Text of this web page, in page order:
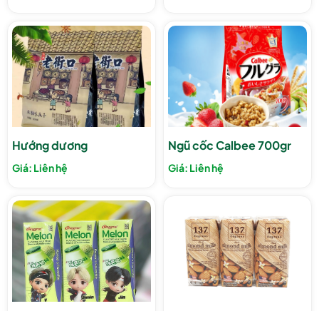
Hướng dương
Giá: Liên hệ
Ngũ cốc Calbee 700gr
Giá: Liên hệ